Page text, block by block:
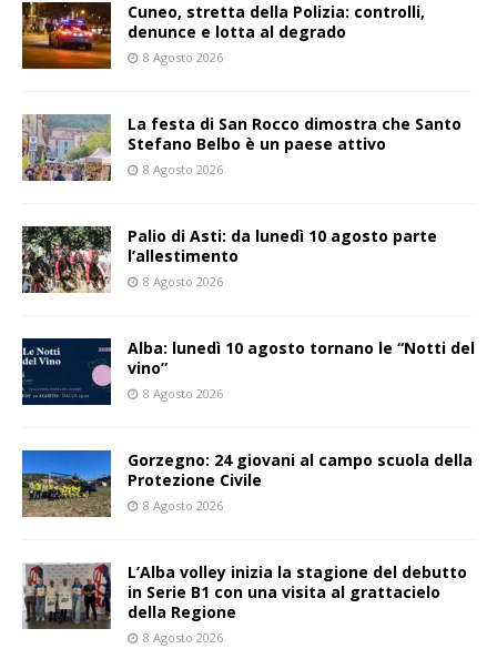
Cuneo, stretta della Polizia: controlli,
denunce e lotta al degrado
8 Agosto 2026
La festa di San Rocco dimostra che Santo
Stefano Belbo è un paese attivo
8 Agosto 2026
Palio di Asti: da lunedì 10 agosto parte
l’allestimento
8 Agosto 2026
Alba: lunedì 10 agosto tornano le “Notti del
vino”
8 Agosto 2026
Gorzegno: 24 giovani al campo scuola della
Protezione Civile
8 Agosto 2026
L’Alba volley inizia la stagione del debutto
in Serie B1 con una visita al grattacielo
della Regione
8 Agosto 2026